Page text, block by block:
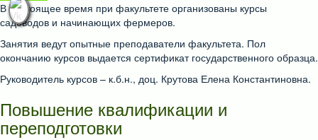
В настоящее время при факультете организованы курсы
садоводов и начинающих фермеров.
Занятия ведут опытные преподаватели факультета. Пол
окончанию курсов выдается сертификат государственного образца.
Руководитель курсов – к.б.н., доц. Крутова Елена Константиновна.
Повышение квалификации и
переподготовки